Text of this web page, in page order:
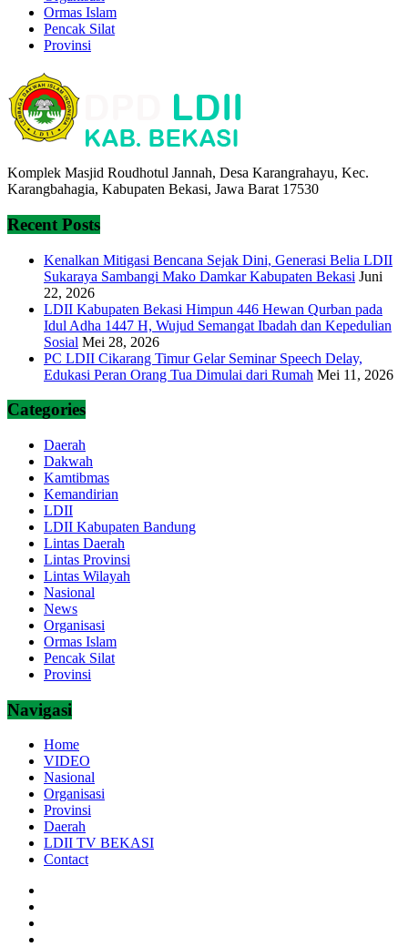
Ormas Islam
Pencak Silat
Provinsi
Komplek Masjid Roudhotul Jannah, Desa Karangrahayu, Kec.
Karangbahagia, Kabupaten Bekasi, Jawa Barat 17530
Recent Posts
Kenalkan Mitigasi Bencana Sejak Dini, Generasi Belia LDII
Sukaraya Sambangi Mako Damkar Kabupaten Bekasi Juni
22, 2026
LDII Kabupaten Bekasi Himpun 446 Hewan Qurban pada
Idul Adha 1447 H, Wujud Semangat Ibadah dan Kepedulian
Sosial Mei 28, 2026
PC LDII Cikarang Timur Gelar Seminar Speech Delay,
Edukasi Peran Orang Tua Dimulai dari Rumah Mei 11, 2026
Categories
Daerah
Dakwah
Kamtibmas
Kemandirian
LDII
LDII Kabupaten Bandung
Lintas Daerah
Lintas Provinsi
Lintas Wilayah
Nasional
News
Organisasi
Ormas Islam
Pencak Silat
Provinsi
Navigasi
Home
VIDEO
Nasional
Organisasi
Provinsi
Daerah
LDII TV BEKASI
Contact